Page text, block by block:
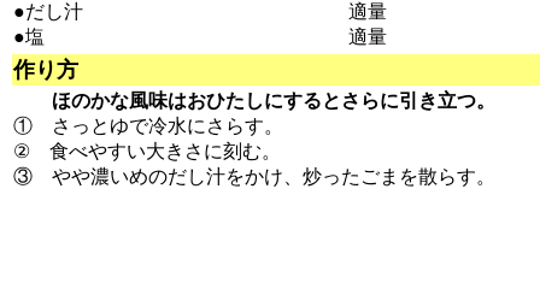
●だし汁
●塩
適量
適量
作り方
ほのかな風味はおひたしにするとさらに引き立つ。
① さっとゆで冷水にさらす。
② 食べやすい大きさに刻む。
③ やや濃いめのだし汁をかけ、炒ったごまを散らす。